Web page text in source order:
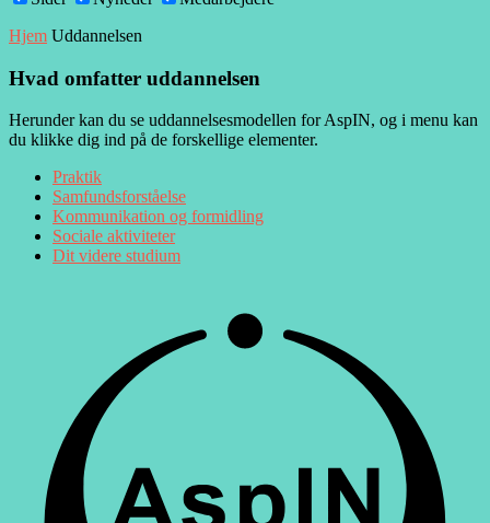
Hjem Uddannelsen
Hvad omfatter uddannelsen
Herunder kan du se uddannelsesmodellen for AspIN, og i menu kan
du klikke dig ind på de forskellige elementer.
Praktik
Samfundsforståelse
Kommunikation og formidling
Sociale aktiviteter
Dit videre studium